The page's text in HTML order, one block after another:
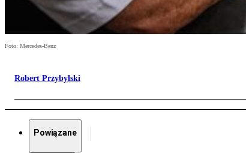
Foto: Mercedes-Benz
Robert Przybylski
Powiązane